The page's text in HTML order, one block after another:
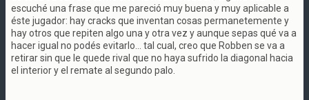
escuché una frase que me pareció muy buena y muy aplicable a
éste jugador: hay cracks que inventan cosas permanetemente y
hay otros que repiten algo una y otra vez y aunque sepas qué va a
hacer igual no podés evitarlo... tal cual, creo que Robben se va a
retirar sin que le quede rival que no haya sufrido la diagonal hacia
el interior y el remate al segundo palo.